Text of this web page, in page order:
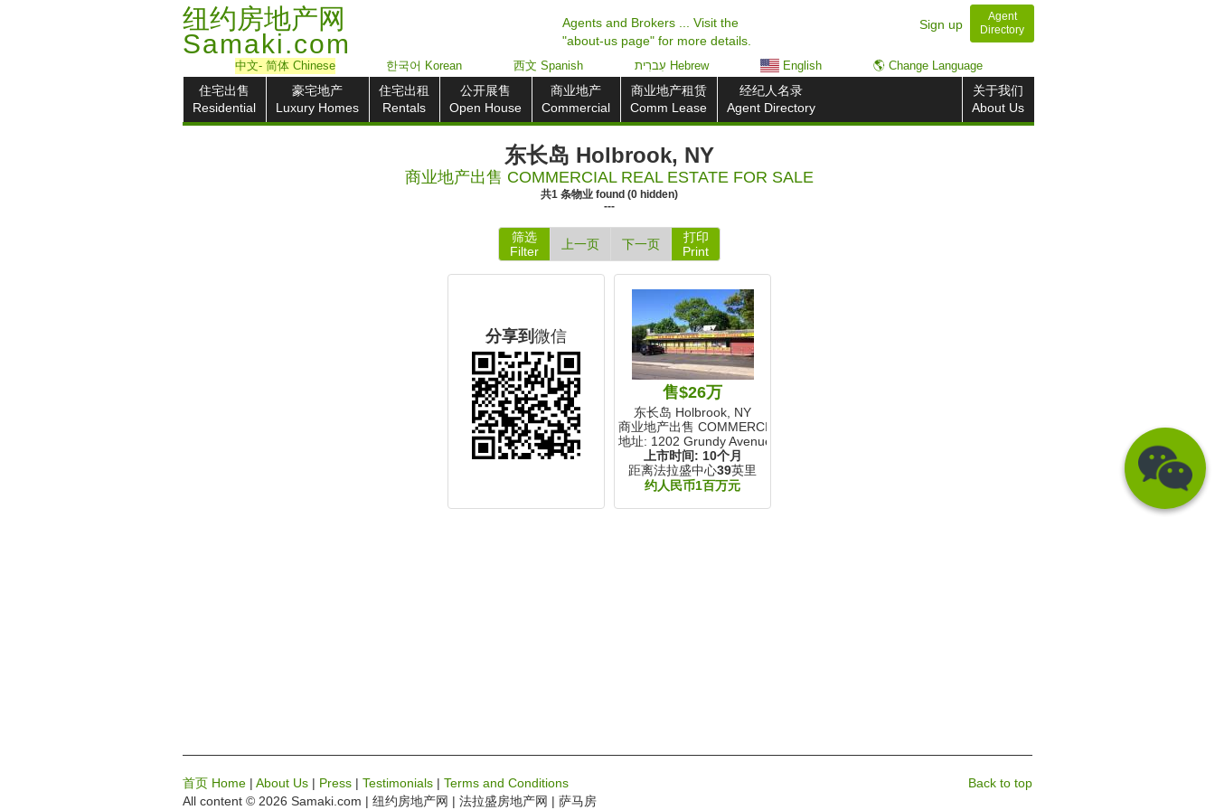
纽约房地产网
Samaki.com
Agents and Brokers ... Visit the
"about-us page" for more details.
Sign up
Agent
Directory
中文- 简体Chinese 한국어 Korean 西文 Spanish עִברִית Hebrew English 🌎 Change Language
住宅出售
Residential
豪宅地产
Luxury Homes
住宅出租
Rentals
公开展售
Open House
商业地产
Commercial
商业地产租赁
Comm Lease
经纪人名录
Agent Directory
关于我们
About Us
东长岛 Holbrook, NY
商业地产出售 COMMERCIAL REAL ESTATE FOR SALE
共1 条物业 found (0 hidden)
---
筛选
Filter
上一页 下一页
打印
Print
分享到 微信
售$26万
东长岛 Holbrook, NY
商业地产出售 COMMERCIAL
地址: 1202 Grundy Avenue
上市时间: 10个月
距离法拉盛中心39英里
约人民币1百万元
Back to top
首页 Home | About Us | Press | Testimonials | Terms and Conditions
All content © 2026 Samaki.com | 纽约房地产网 | 法拉盛房地产网 | 萨马房